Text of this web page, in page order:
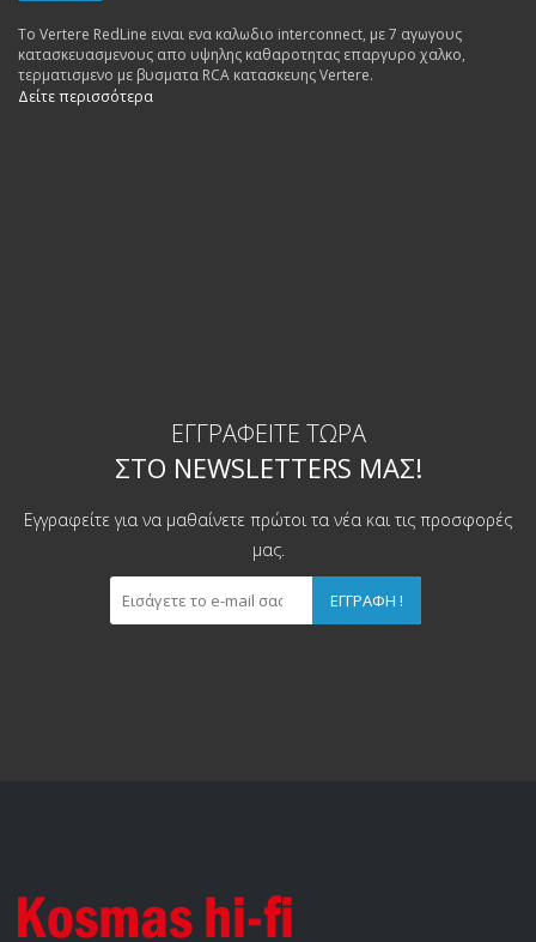
To Vertere RedLine ειναι ενα καλωδιο interconnect, με 7 αγωγους
κατασκευασμενους απο υψηλης καθαροτητας επαργυρο χαλκο,
τερματισμενο με βυσματα RCA κατασκευης Vertere.
Δείτε περισσότερα
ΕΓΓΡΑΦΕΊΤΕ ΤΏΡΑ
ΣΤΟ NEWSLETTERS ΜΑΣ!
Εγγραφείτε για να μαθαίνετε πρώτοι τα νέα και τις προσφορές
μας.
ΕΓΓΡΑΦΉ !